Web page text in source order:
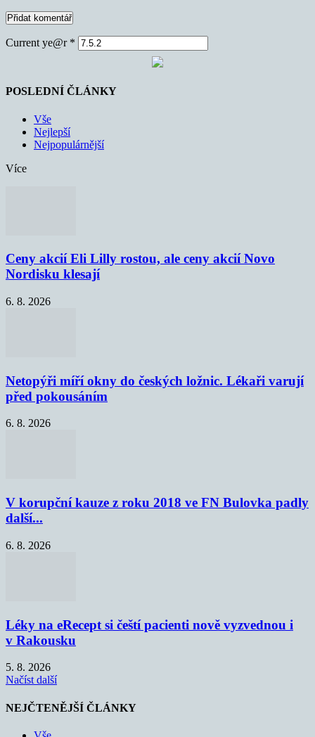
Current ye@r *
POSLEDNÍ ČLÁNKY
Vše
Nejlepší
Nejpopulárnější
Více
Ceny akcií Eli Lilly rostou, ale ceny akcií Novo
Nordisku klesají
6. 8. 2026
Netopýři míří okny do českých ložnic. Lékaři varují
před pokousáním
6. 8. 2026
V korupční kauze z roku 2018 ve FN Bulovka padly
další...
6. 8. 2026
Léky na eRecept si čeští pacienti nově vyzvednou i
v Rakousku
5. 8. 2026
Načíst další
NEJČTENĚJŠÍ ČLÁNKY